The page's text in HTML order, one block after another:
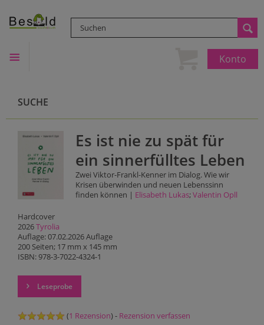
Konto
SUCHE
Es ist nie zu spät für
ein sinnerfülltes Leben
Zwei Viktor-Frankl-Kenner im Dialog. Wie wir
Krisen überwinden und neuen Lebenssinn
finden können | Elisabeth Lukas;Valentin Opll
Hardcover
2026Tyrolia
Auflage: 07.02.2026 Auflage
200 Seiten; 17 mm x 145 mm
ISBN: 978-3-7022-4324-1
Leseprobe
(1 Rezension) - Rezension verfassen